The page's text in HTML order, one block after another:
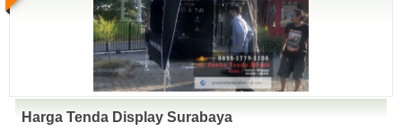
Harga Tenda Display Surabaya